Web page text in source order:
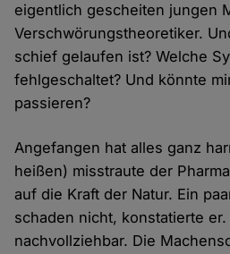
eigentlich gescheiten jungen
Verschwörungstheoretiker.
schief gelaufen ist? Welche
fehlgeschaltet? Und könnte
passieren?
Angefangen hat alles ganz
heißen) misstraute der
auf die Kraft der Natur. Ein
schaden nicht, konstatierte
nachvollziehbar. Die